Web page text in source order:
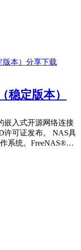
稳定版本）
嵌入式开源网络连接
许可证发布。 NAS具
系统。FreeNAS®提